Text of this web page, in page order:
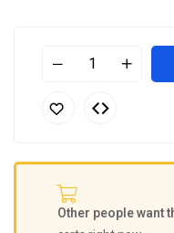
Other people want